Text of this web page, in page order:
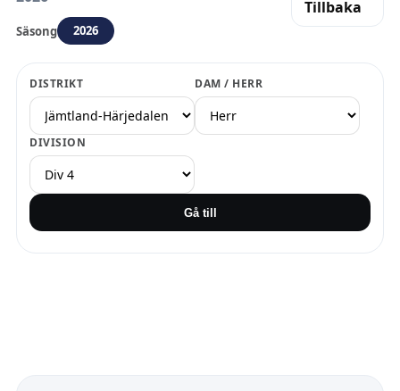
Säsong 2026
Tillbaka
DISTRIKT DAM / HERR
DIVISION
Gå till